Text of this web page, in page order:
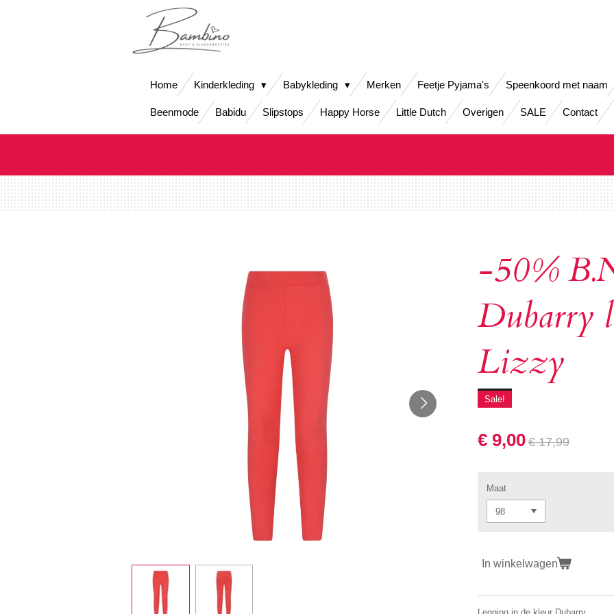
Home Kinderkleding Babykleding Merken Feetje Pyjama's Speenkoord met naam
Beenmode Babidu Slipstops Happy Horse Little Dutch Overigen SALE Contact
-50%
Dubarry
Lizzy
Sale!
€ 9,00€ 17,99
Maat
In winkelwagen